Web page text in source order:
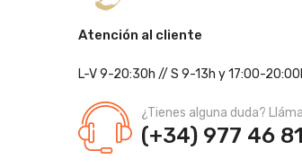
Atención al cliente
L-V 9-20:30h // S 9-13h y 17:00-
¿Tienes alguna duda?
(+34) 977 46